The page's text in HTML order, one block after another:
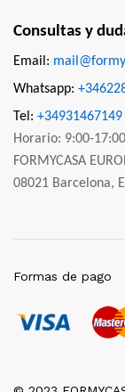
Consultas y
Email:
Whatsapp:
Tel: +34931467149
Horario: 9:00-17:00
FORMYCASA
08021 Barcelona,
Formas de pago